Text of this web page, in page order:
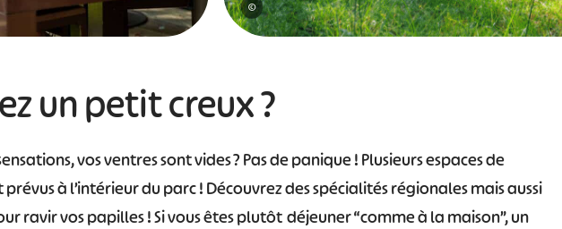
©
un petit creux ?
vos ventres sont vides ? Pas de panique ! Plusieurs espaces de
à l’intérieur du parc ! Découvrez des spécialités régionales mais aussi
ravir vos papilles ! Si vous êtes plutôt déjeuner “comme à la maison”, un